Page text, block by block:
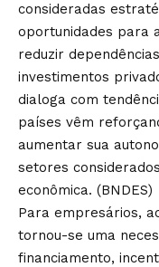
consideradas
oportunidades para
reduzir
investimentos
dialoga com
países vêm
aumentar sua
setores
econômica. (BNDES)
Para empresários,
tornou-se uma
financiamento,